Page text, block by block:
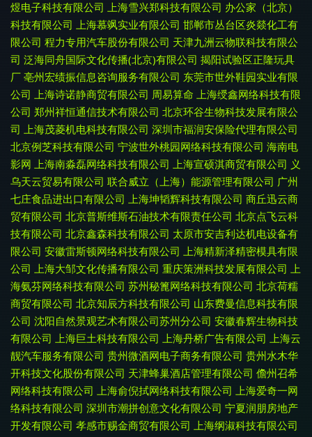
煜电子科技有限公司 上海雪兴郑科技有限公司 办公家（北京）
科技有限公司 上海慕飒实业有限公司 邯郸市丛台区炎燚化工有
限公司 程力专用汽车股份有限公司 天津九洲云物联科技有限公
司 泛海同舟国际文化传播(北京)有限公司 揭阳试验区正隆玩具
厂 亳州宏绩振信息咨询服务有限公司 东莞市世外鞋园实业有限
公司 上海诗诺静商贸有限公司 周易算命 上海绶鑫网络科技有限
公司 郑州祥恒通信技术有限公司 北京环谷生物科技发展有限公
司 上海茂菱机电科技有限公司 深圳市福润安保险代理有限公司
北京例芝科技有限公司 宁波世外桃园网络科技有限公司 海南电
影网 上海南淼磊网络科技有限公司 上海宣硕淇商贸有限公司 义
乌天云贸易有限公司 联合威立（上海）能源管理有限公司 广州
七庄食品进出口有限公司 上海坤韬辉科技有限公司 商丘迅云商
贸有限公司 北京普斯维斯石油技术有限责任公司 北京点飞云科
技有限公司 北京鑫森科技有限公司 太原市安吉利达机电设备有
限公司 安徽雷斯顿网络科技有限公司 上海精新泽精密模具有限
公司 上海大邹文化传播有限公司 重庆策洲科技发展有限公司 上
海氨芬网络科技有限公司 苏州秘篦网络科技有限公司 北京荷糯
商贸有限公司 北京知辰方科技有限公司 山东费曼信息科技有限
公司 沈阳自然景观艺术有限公司苏州分公司 安徽春辉生物科技
有限公司 上海巨土科技有限公司 上海丹桥广告有限公司 上海云
靓汽车服务有限公司 贵州微酒网电子商务有限公司 贵州水木华
开科技文化股份有限公司 天津蜂巢酒店管理有限公司 儋州召希
网络科技有限公司 上海俞倪拭网络科技有限公司 上海爱奇一网
络科技有限公司 深圳市潮拼创意文化有限公司 宁夏润朋房地产
开发有限公司 孝感市赐金商贸有限公司 上海纲淑科技有限公司